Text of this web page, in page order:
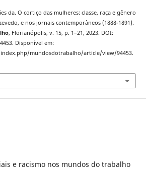
da. O cortiço das mulheres: classe, raça e gênero
e nos jornais contemporâneos (1888-1891).
, Florianópolis, v. 15, p. 1–21, 2023. DOI:
Disponível em:
mundosdotrabalho/article/view/94453.
e racismo nos mundos do trabalho